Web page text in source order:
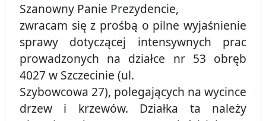
Szanowny Panie Prezydencie,
zwracam się z prośbą o pilne wyjaśnienie
sprawy dotyczącej intensywnych prac
prowadzonych na działce nr 53 obręb
4027 w Szczecinie (ul.
Szybowcowa 27), polegających na wycince
drzew i krzewów. Działka ta należy